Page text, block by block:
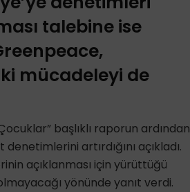
talebine ise
mücadeleyi de
başlıklı raporun ardından
artırdığını açıkladı.
açıklanması için yürüttüğü
yönünde yanıt verdi.